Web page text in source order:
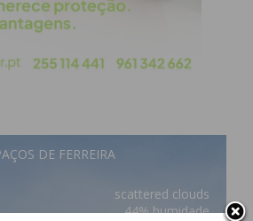
DE FERREIRA
scattered clouds
44% humidade